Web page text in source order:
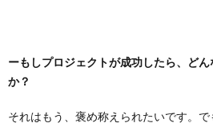
ーもしプロジェクトが成功したら、ど
か？
それはもう、褒め称えられたいです。